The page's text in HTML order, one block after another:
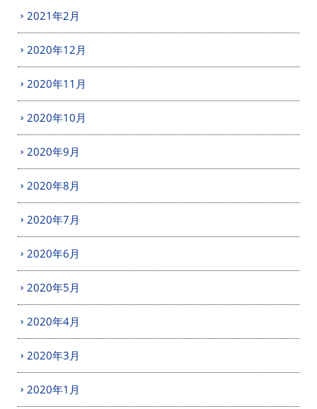
2021年2月
2020年12月
2020年11月
2020年10月
2020年9月
2020年8月
2020年7月
2020年6月
2020年5月
2020年4月
2020年3月
2020年1月